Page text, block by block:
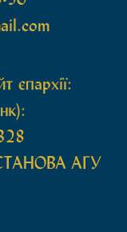
єпархії:
АГУ